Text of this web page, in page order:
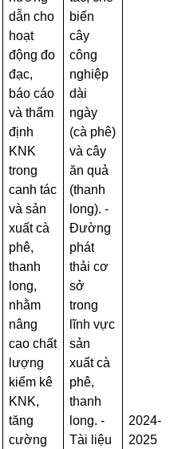
dẫn cho
hoạt
động đo
đạc,
báo cáo
và thẩm
định
KNK
trong
canh tác
và sản
xuất cà
phê,
thanh
long,
nhằm
nâng
cao chất
lượng
kiểm kê
KNK,
tăng
cường
biến
cây
công
nghiệp
dài
ngày
(cà phê)
và cây
ăn quả
(thanh
long). -
Đường
phát
thải cơ
sở
trong
lĩnh vực
sản
xuất cà
phê,
thanh
long. -
Tài liệu
2024-
2025